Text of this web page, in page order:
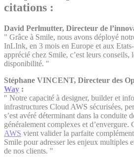
citations :
David Perlmutter, Directeur de
" Grâce à Smile, nous avons déployé
InLInk, en 3 mois en Europe et aux
apprécié chez Smile, c’est leurs conseils,
disponibilité. "
Stéphane VINCENT, Directeur des
Way :
" Notre capacité à designer, builder et
infrastructures Cloud AWS sécurisées,
s’est avéré déterminant dans la conduite
généralement complexes et d’envergure.
AWS vient valider la parfaite
Smile pour adresser les enjeux multiples
de nos clients. "